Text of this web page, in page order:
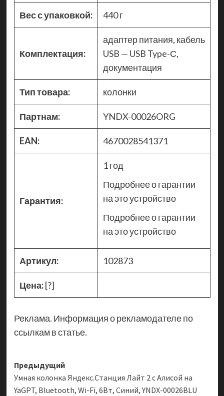
Вес с упаковкой: 440 г
Комплектация:
адаптер питания, кабель
USB — USB Type-С,
документация
Тип товара: колонки
Партнам: YNDX-00026ORG
EAN: 4670028541371
Гарантия:
1 год
Подробнее о гарантии
на это устройство
Подробнее о гарантии
на это устройство
Артикул: 102873
Цена:[?]
Реклама. Информация о рекламодателе по
ссылкам в статье.
Навигация
записи
Предыдущий
Умная колонка Яндекс.Станция Лайт 2 с Алисой на
YaGPT, Bluetooth, Wi-Fi, 6Вт, Синий, YNDX-00026BLU